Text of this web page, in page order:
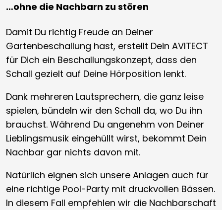
…ohne die Nachbarn zu stören
Damit Du richtig Freude an Deiner
Gartenbeschallung hast, erstellt Dein AVITECT
für Dich ein Beschallungskonzept, dass den
Schall gezielt auf Deine Hörposition lenkt.
Dank mehreren Lautsprechern, die ganz leise
spielen, bündeln wir den Schall da, wo Du ihn
brauchst. Während Du angenehm von Deiner
Lieblingsmusik eingehüllt wirst, bekommt Dein
Nachbar gar nichts davon mit.
Natürlich eignen sich unsere Anlagen auch für
eine richtige Pool-Party mit druckvollen Bässen.
In diesem Fall empfehlen wir die Nachbarschaft